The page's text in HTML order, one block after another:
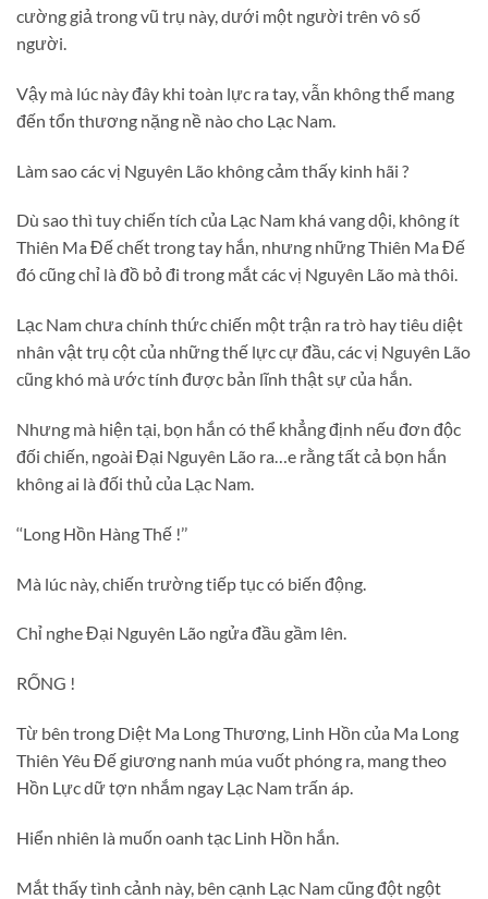
cường giả trong vũ trụ này, dưới một người trên vô số
người.
Vậy mà lúc này đây khi toàn lực ra tay, vẫn không thể mang
đến tổn thương nặng nề nào cho Lạc Nam.
Làm sao các vị Nguyên Lão không cảm thấy kinh hãi ?
Dù sao thì tuy chiến tích của Lạc Nam khá vang dội, không ít
Thiên Ma Đế chết trong tay hắn, nhưng những Thiên Ma Đế
đó cũng chỉ là đồ bỏ đi trong mắt các vị Nguyên Lão mà thôi.
Lạc Nam chưa chính thức chiến một trận ra trò hay tiêu diệt
nhân vật trụ cột của những thế lực cự đầu, các vị Nguyên Lão
cũng khó mà ước tính được bản lĩnh thật sự của hắn.
Nhưng mà hiện tại, bọn hắn có thể khẳng định nếu đơn độc
đối chiến, ngoài Đại Nguyên Lão ra…e rằng tất cả bọn hắn
không ai là đối thủ của Lạc Nam.
‘‘Long Hồn Hàng Thế !’’
Mà lúc này, chiến trường tiếp tục có biến động.
Chỉ nghe Đại Nguyên Lão ngửa đầu gầm lên.
RỐNG !
Từ bên trong Diệt Ma Long Thương, Linh Hồn của Ma Long
Thiên Yêu Đế giương nanh múa vuốt phóng ra, mang theo
Hồn Lực dữ tợn nhắm ngay Lạc Nam trấn áp.
Hiển nhiên là muốn oanh tạc Linh Hồn hắn.
Mắt thấy tình cảnh này, bên cạnh Lạc Nam cũng đột ngột